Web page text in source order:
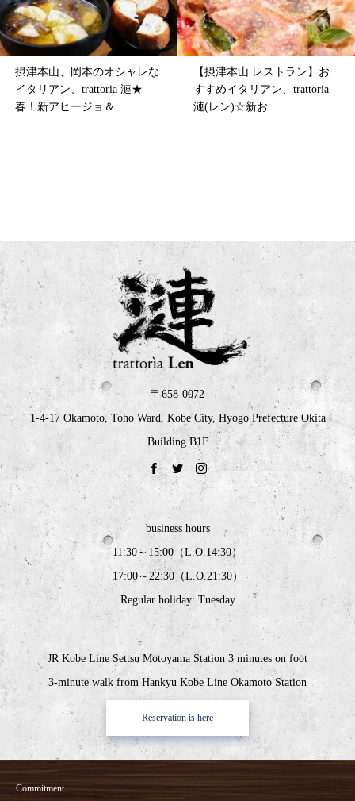
摂津本山、岡本のオシャレな
イタリアン、trattoria 漣★
春！新アヒージョ＆...
【摂津本山 レストラン】お
すすめイタリアン、trattoria
漣(レン)☆新お...
〒658-0072
1-4-17 Okamoto, Toho Ward, Kobe City, Hyogo Prefecture Okita
Building B1F
business hours
11:30～15:00（L.O.14:30）
17:00～22:30（L.O.21:30）
Regular holiday: Tuesday
JR Kobe Line Settsu Motoyama Station 3 minutes on foot
3-minute walk from Hankyu Kobe Line Okamoto Station
Reservation is here
Commitment